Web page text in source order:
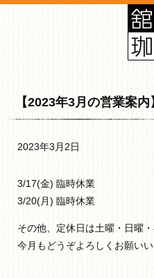
【2023年3月の営業案内
2023年3月2日
3/17(金) 臨時休業
3/20(月) 臨時休業
その他、定休日は土曜・日曜・
今月もどうぞよろしくお願いい